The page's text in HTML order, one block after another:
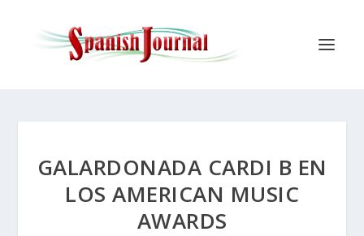
GALARDONADA CARDI B EN
LOS AMERICAN MUSIC
AWARDS